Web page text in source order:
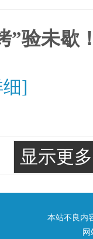
”验未歇
]
显示更多
本站不良内
网